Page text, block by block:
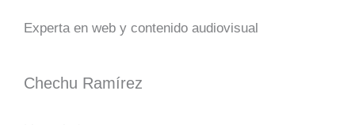
Experta en web y contenido audiovisual
Chechu Ramírez